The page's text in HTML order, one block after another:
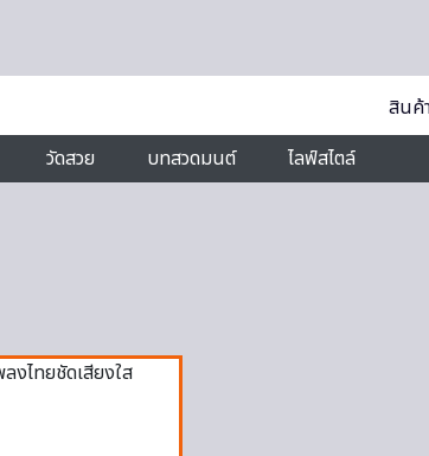
สินค้
วัดสวย บทสวดมนต์ ไลฟ์สไตล์